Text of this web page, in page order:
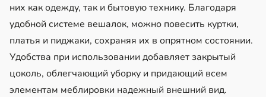
них как одежду, так и бытовую технику. Благодаря
удобной системе вешалок, можно повесить куртки,
платья и пиджаки, сохраняя их в опрятном состоянии.
Удобства при использовании добавляет закрытый
цоколь, облегчающий уборку и придающий всем
элементам меблировки надежный внешний вид.